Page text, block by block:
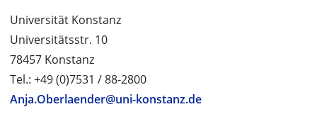
Universität Konstanz
Universitätsstr. 10
78457 Konstanz
Tel.: +49 (0)7531 / 88-2800
Anja.Oberlaender@uni-konstanz.de